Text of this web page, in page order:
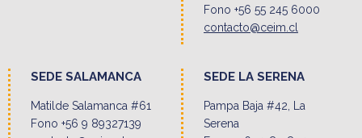
Fono +56 55 245 6000
contacto@ceim.cl
SEDE SALAMANCA
Matilde Salamanca #61
Fono +56 9 89327139
SEDE LA SERENA
Pampa Baja #42, La
Serena